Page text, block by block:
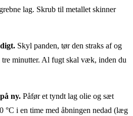
lag. Skrub til metallet skinner
Skyl panden, tør den straks af og
minutter. Al fugt skal væk, inden du
ny. Påfør et tyndt lag olie og sæt
°C i en time med åbningen nedad (læg